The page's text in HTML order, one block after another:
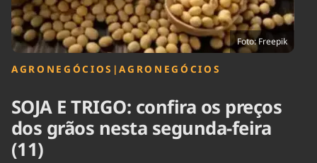
Foto: Freepik
AGRONEGÓCIOS |AGRONEGÓCIOS
SOJA E TRIGO: confira os preços
dos grãos nesta segunda-feira
(11)